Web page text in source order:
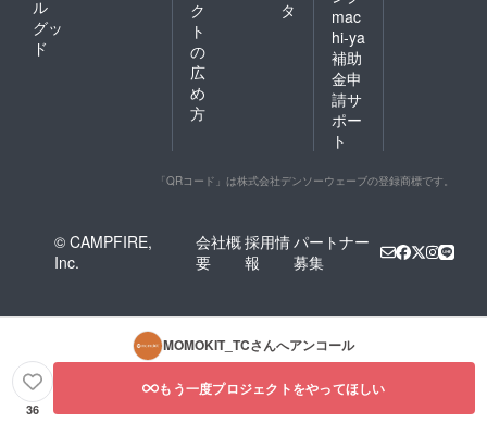
ル
グッ
ド
ク
ト
の
広
め
方
タ
mac
hi-ya
補助
金申
請サ
ポー
ト
「QRコード」は株式会社デンソーウェーブの登録商標です。
© CAMPFIRE,
Inc.
会社概
要
採用情
報
パートナー
募集
MOMOKIT_TCさんへアンコール
36
もう一度プロジェクトをやってほしい